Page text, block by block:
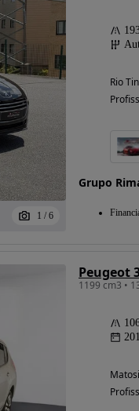
1 / 6
Rio
Grupo
Peugeot
1199 cm3 •